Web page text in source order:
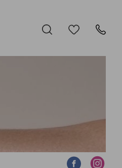
Szukaj Ulubione Kontakt
FacebookInstagram